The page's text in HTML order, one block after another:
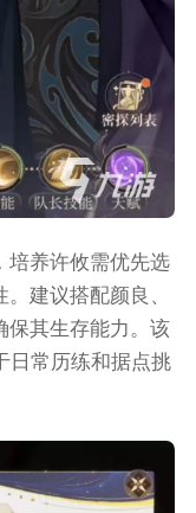
培养许攸需优先选
建议搭配颜良、
保其生存能力。该
日常历练和据点挑